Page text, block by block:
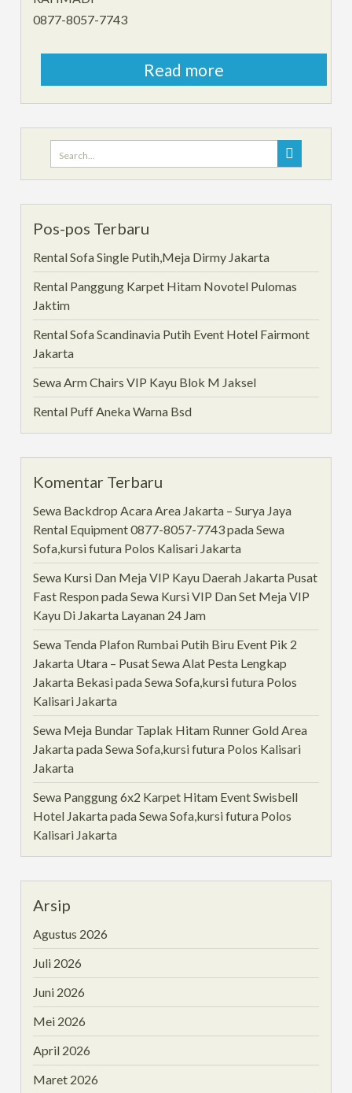
0877-8057-7743
Read more
Search
for:
Pos-pos Terbaru
Rental Sofa Single Putih,Meja Dirmy Jakarta
Rental Panggung Karpet Hitam Novotel Pulomas
Jaktim
Rental Sofa Scandinavia Putih Event Hotel Fairmont
Jakarta
Sewa Arm Chairs VIP Kayu Blok M Jaksel
Rental Puff Aneka Warna Bsd
Komentar Terbaru
Sewa Backdrop Acara Area Jakarta – Surya Jaya
Rental Equipment 0877-8057-7743padaSewa
Sofa,kursi futura Polos Kalisari Jakarta
Sewa Kursi Dan Meja VIP Kayu Daerah Jakarta Pusat
Fast ResponpadaSewa Kursi VIP Dan Set Meja VIP
Kayu Di Jakarta Layanan 24 Jam
Sewa Tenda Plafon Rumbai Putih Biru Event Pik 2
Jakarta Utara – Pusat Sewa Alat Pesta Lengkap
Jakarta BekasipadaSewa Sofa,kursi futura Polos
Kalisari Jakarta
Sewa Meja Bundar Taplak Hitam Runner Gold Area
JakartapadaSewa Sofa,kursi futura Polos Kalisari
Jakarta
Sewa Panggung 6x2 Karpet Hitam Event Swisbell
Hotel JakartapadaSewa Sofa,kursi futura Polos
Kalisari Jakarta
Arsip
Agustus 2026
Juli 2026
Juni 2026
Mei 2026
April 2026
Maret 2026